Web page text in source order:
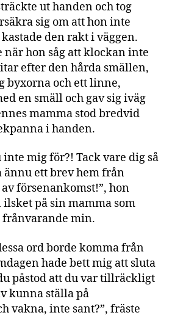
ut handen och tog
sig om att hon inte
den rakt i väggen.
när hon såg att klockan inte
efter den hårda smällen,
byxorna och ett linne,
en smäll och gav sig iväg
mamma stod bredvid
i handen.
mig för?! Tack vare dig så
ännu ett brev hem från
försenankomst!”, hon
ilsket på sin mamma som
frånvarande min.
ord borde komma från
hade bett mig att sluta
påstod att du var tillräckligt
kunna ställa på
vakna, inte sant?”, fräste